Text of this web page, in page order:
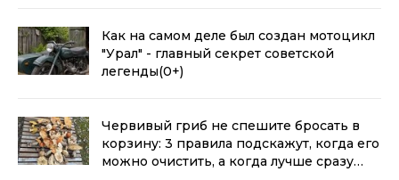
Как на самом деле был создан мотоцикл
"Урал" - главный секрет советской
легенды(0+)
Червивый гриб не спешите бросать в
корзину: 3 правила подскажут, когда его
можно очистить, а когда лучше сразу